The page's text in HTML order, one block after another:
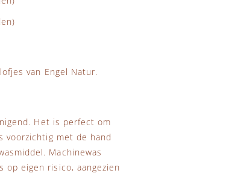
van Engel Natur.
Het is perfect om
voorzichtig met de hand
Machinewas
op eigen risico, aangezien